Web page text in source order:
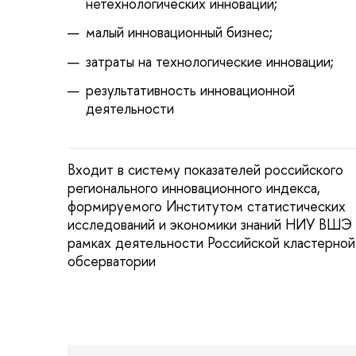
малый инновационный бизнес;
затраты на технологические инновации;
результативность инновационной
деятельности
ходит в систему показателей российского
регионального инновационного индекса,
формируемого Институтом статистических
исследований и экономики знаний НИУ
рамках деятельности Российской кластерной
обсерватории